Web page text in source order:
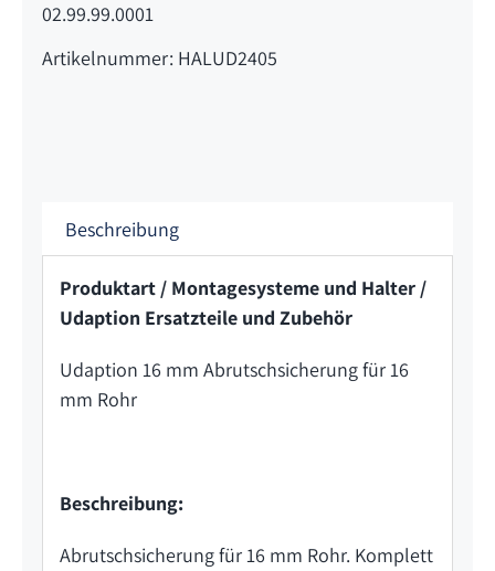
02.99.99.0001
Artikelnummer: HALUD2405
Beschreibung
Produktart / Montagesysteme und Halter /
Udaption Ersatzteile und Zubehör
Udaption 16 mm Abrutschsicherung für 16
mm Rohr
Beschreibung:
Abrutschsicherung für 16 mm Rohr. Komplett